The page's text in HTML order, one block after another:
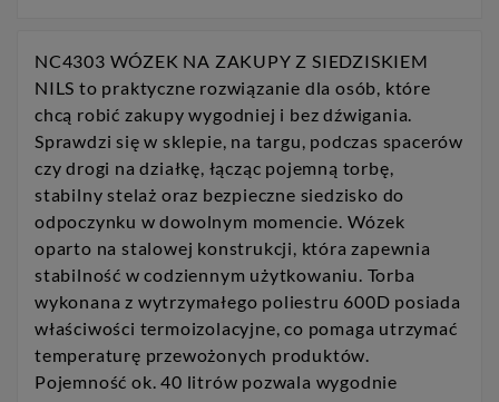
NC4303 WÓZEK NA ZAKUPY Z SIEDZISKIEM
NILS to praktyczne rozwiązanie dla osób, które
chcą robić zakupy wygodniej i bez dźwigania.
Sprawdzi się w sklepie, na targu, podczas spacerów
czy drogi na działkę, łącząc pojemną torbę,
stabilny stelaż oraz bezpieczne siedzisko do
odpoczynku w dowolnym momencie. Wózek
oparto na stalowej konstrukcji, która zapewnia
stabilność w codziennym użytkowaniu. Torba
wykonana z wytrzymałego poliestru 600D posiada
właściwości termoizolacyjne, co pomaga utrzymać
temperaturę przewożonych produktów.
Pojemność ok. 40 litrów pozwala wygodnie